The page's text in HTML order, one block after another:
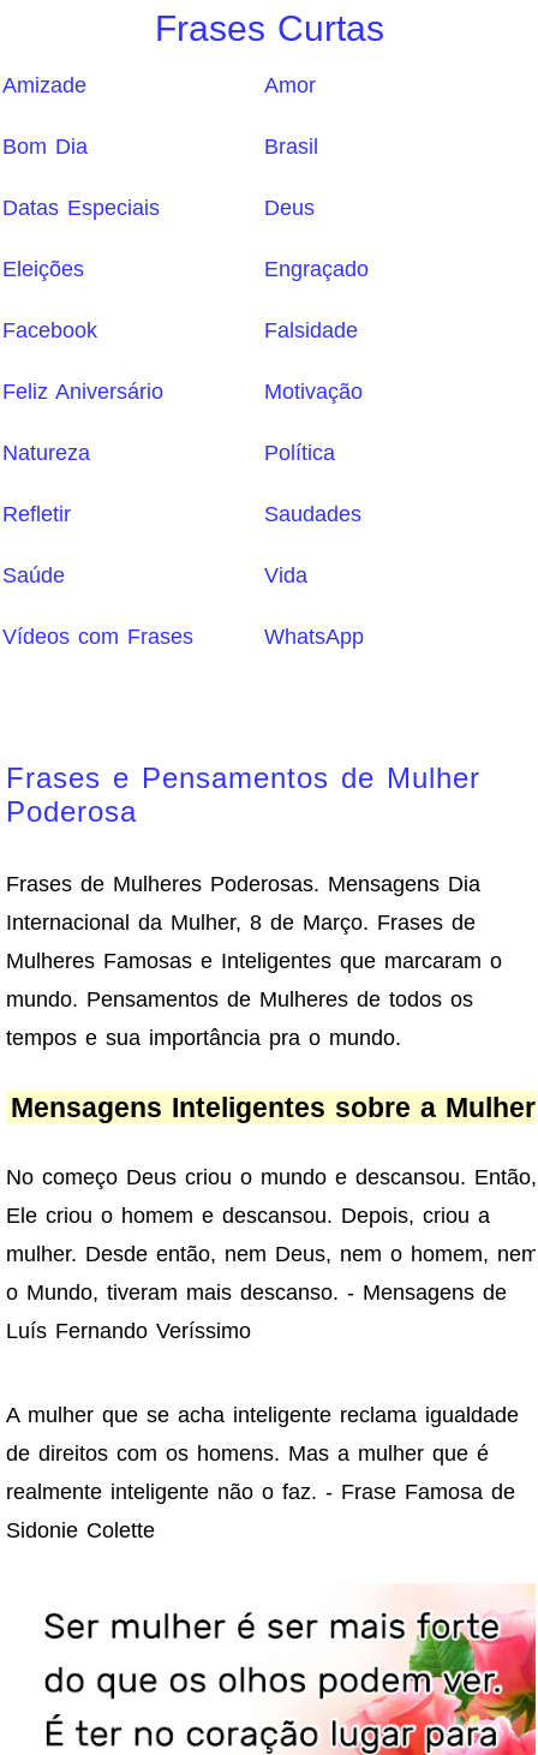
Frases Curtas
Amizade Amor
Bom Dia Brasil
Datas Especiais Deus
Eleições Engraçado
Facebook Falsidade
Feliz Aniversário Motivação
Natureza Política
Refletir Saudades
Saúde Vida
Vídeos com Frases WhatsApp
Frases e Pensamentos de Mulher
Poderosa
Frases de Mulheres Poderosas. Mensagens Dia
Internacional da Mulher, 8 de Março. Frases de
Mulheres Famosas e Inteligentes que marcaram o
mundo. Pensamentos de Mulheres de todos os
tempos e sua importância pra o mundo.
Mensagens Inteligentes sobre a Mulher
No começo Deus criou o mundo e descansou. Então,
Ele criou o homem e descansou. Depois, criou a
mulher. Desde então, nem Deus, nem o homem, nem
o Mundo, tiveram mais descanso. - Mensagens de
Luís Fernando Veríssimo
A mulher que se acha inteligente reclama igualdade
de direitos com os homens. Mas a mulher que é
realmente inteligente não o faz. - Frase Famosa de
Sidonie Colette